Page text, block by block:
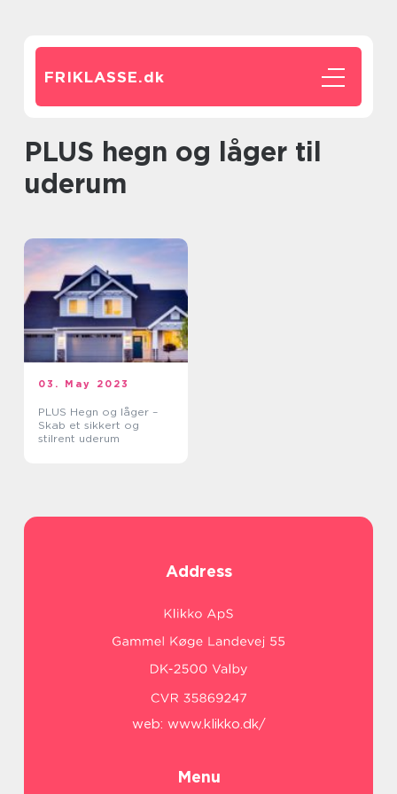
FRIKLASSE.dk
PLUS hegn og låger til
uderum
03. May 2023
PLUS Hegn og låger –
Skab et sikkert og
stilrent uderum
Address
web: www.klikko.dk/
Menu